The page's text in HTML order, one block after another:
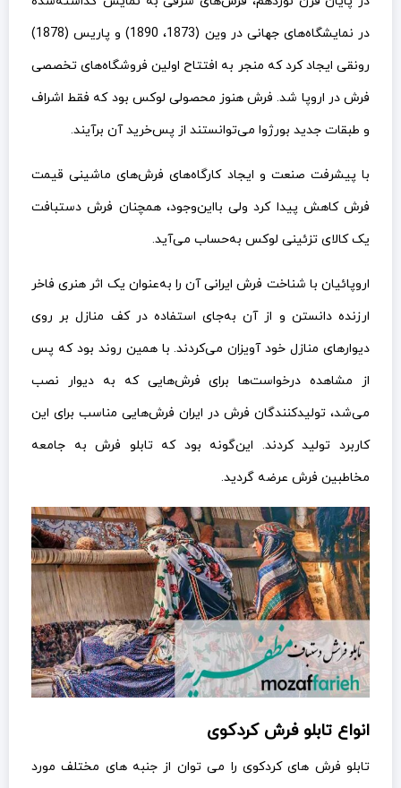
در نمایشگاه‌های جهانی در وین (1873، 1890) و پاریس (1878)
رونقی ایجاد کرد که منجر به افتتاح اولین فروشگاه‌های تخصصی
فرش در اروپا شد. فرش هنوز محصولی لوکس بود که فقط اشراف
و طبقات جدید بورژوا می‌توانستند از پس‌خرید آن برآیند.
با پیشرفت صنعت و ایجاد کارگاه‌های فرش‌های ماشینی قیمت
فرش کاهش پیدا کرد ولی بااین‌وجود، همچنان فرش دستبافت
یک کالای تزئینی لوکس به‌حساب می‌آید.
اروپائیان با شناخت فرش ایرانی آن را به‌عنوان یک اثر هنری فاخر
ارزنده دانستن و از آن به‌جای استفاده در کف منازل بر روی
دیوارهای منازل خود آویزان می‌کردند. با همین روند بود که پس
از مشاهده درخواست‌ها برای فرش‌هایی که به دیوار نصب
می‌شد، تولیدکنندگان فرش در ایران فرش‌هایی مناسب برای این
کاربرد تولید کردند. این‌گونه بود که تابلو فرش به جامعه
مخاطبین فرش عرضه گردید.
انواع تابلو فرش کردکوی
تابلو فرش های کردکوی را می توان از جنبه های مختلف مورد